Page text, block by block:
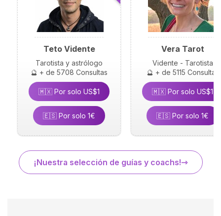
Teto Vidente
Tarotista y astrólogo
🔮 + de 5708 Consultas
🇲🇽 Por solo US$1
🇪🇸 Por solo 1€
Vera Tarot
Vidente - Tarotista
🔮 + de 5115 Consultas
🇲🇽 Por solo US$1
🇪🇸 Por solo 1€
¡Nuestra selección de guías y coachs!